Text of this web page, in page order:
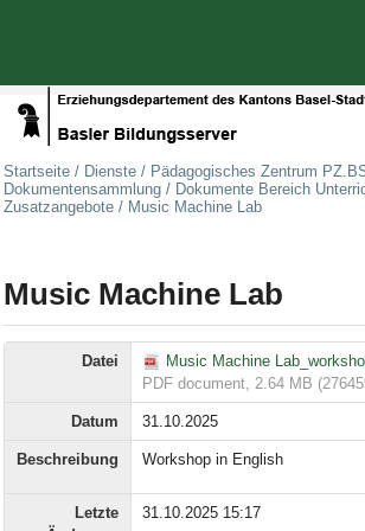
Startseite / Dienste / Pädagogisches Zentrum
Dokumentensammlung / Dokumente Bereich
Zusatzangebote / Music Machine Lab
Music Machine Lab
Datei Music Machine
PDF document, 2.64 MB
Datum 31.10.2025
Beschreibung Workshop in English
Letzte
31.10.2025 15:17